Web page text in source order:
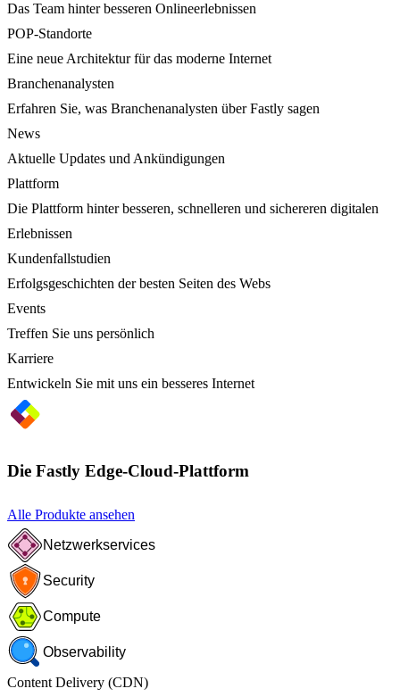
Das Team hinter besseren Onlineerlebnissen
POP-Standorte
Eine neue Architektur für das moderne Internet
Branchenanalysten
Erfahren Sie, was Branchenanalysten über Fastly sagen
News
Aktuelle Updates und Ankündigungen
Plattform
Die Plattform hinter besseren, schnelleren und sichereren digitalen
Erlebnissen
Kundenfallstudien
Erfolgsgeschichten der besten Seiten des Webs
Events
Treffen Sie uns persönlich
Karriere
Entwickeln Sie mit uns ein besseres Internet
Die Fastly Edge-Cloud-Plattform
Alle Produkte ansehen
Netzwerkservices
Security
Compute
Observability
Content Delivery (CDN)